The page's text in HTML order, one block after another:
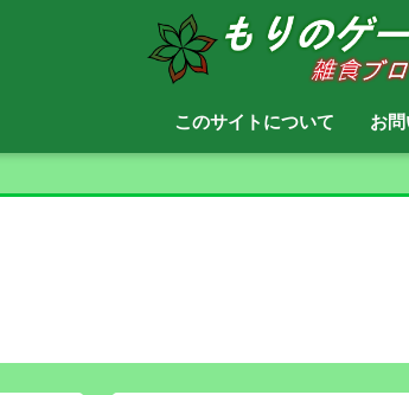
このサイトについて お